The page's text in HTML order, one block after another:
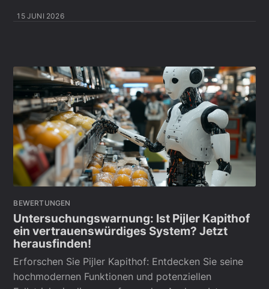
15 JUNI 2026
BEWERTUNGEN
Untersuchungswarnung: Ist Pijler Kapithof
ein vertrauenswürdiges System? Jetzt
herausfinden!
Erforschen Sie Pijler Kapithof: Entdecken Sie seine
hochmodernen Funktionen und potenziellen